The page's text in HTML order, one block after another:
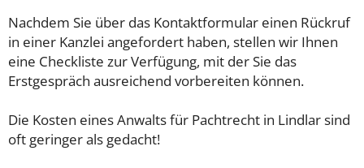
Nachdem Sie über das Kontaktformular einen Rückruf
in einer Kanzlei angefordert haben, stellen wir Ihnen
eine Checkliste zur Verfügung, mit der Sie das
Erstgespräch ausreichend vorbereiten können.
Die Kosten eines Anwalts für Pachtrecht in Lindlar sind
oft geringer als gedacht!